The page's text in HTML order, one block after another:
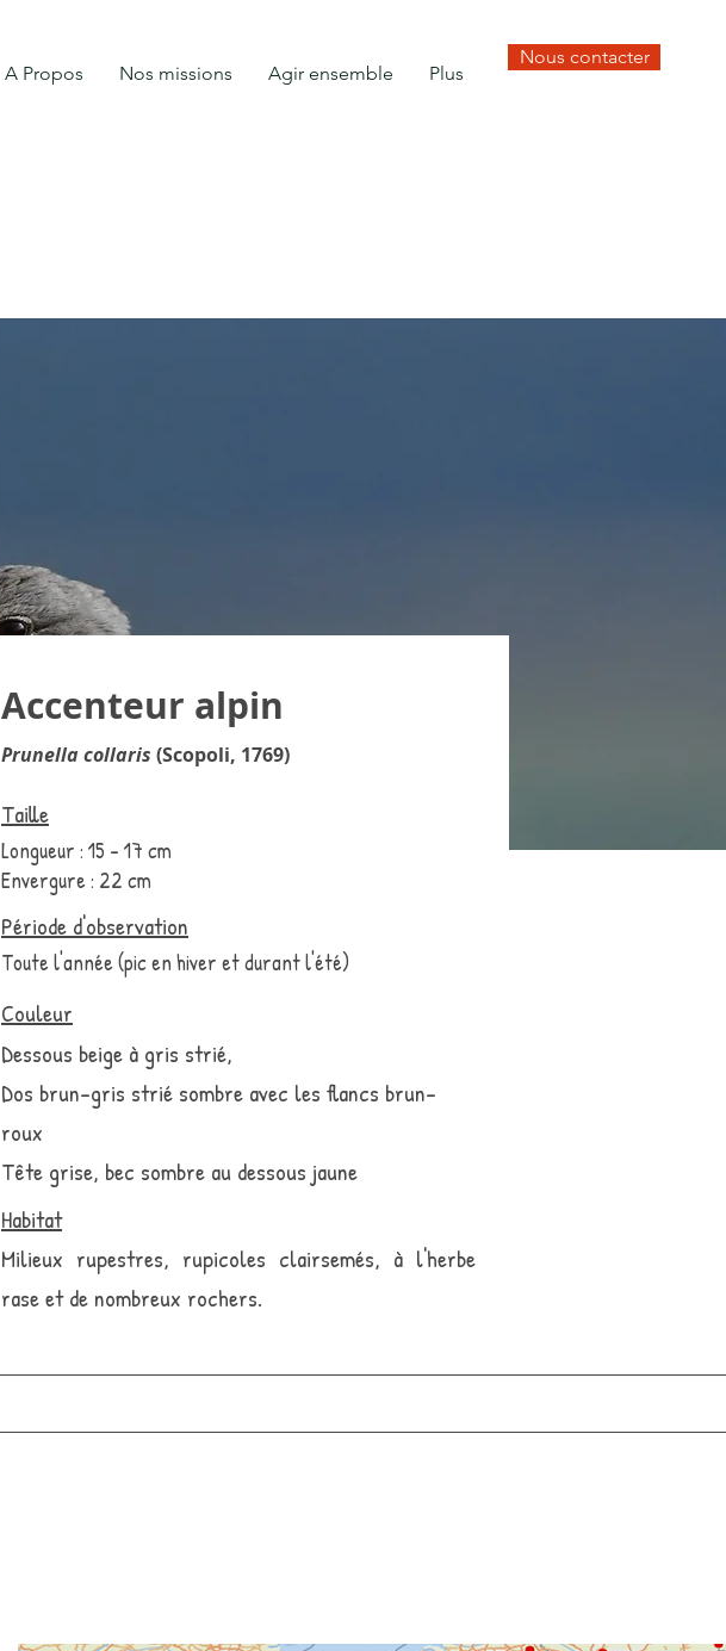
A Propos Nos missions Agir ensemble Plus
Nous contacter
Accenteur alpin
Prunella collaris (Scopoli, 1769)
Taille
Longueur : 15 - 17 cm
Envergure : 22 cm
Période d'observation
Toute l'année (pic en hiver et durant l'été)
Couleur
Dessous beige à gris strié,
Dos brun-gris strié sombre avec les flancs brun-
roux
Tête grise, bec sombre au dessous jaune
Habitat
Milieux rupestres, rupicoles clairsemés, à l'herbe
rase et de nombreux rochers.